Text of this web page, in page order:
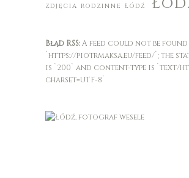
zdjęcia rodzinne Łódź
Błąd RSS:A feed could not be
`https://piotrmaksa.eu/feed/`; the
is `200` and content-type is `text/
charset=UTF-8`